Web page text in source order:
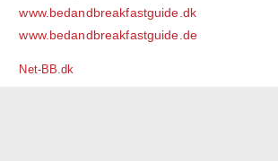
www.bedandbreakfastguide.dk
www.bedandbreakfastguide.de
Net-BB.dk